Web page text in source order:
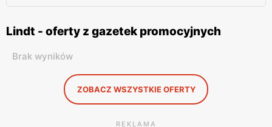
Lindt - oferty z gazetek promocyjnych
Brak wyników
ZOBACZ WSZYSTKIE OFERTY
REKLAMA